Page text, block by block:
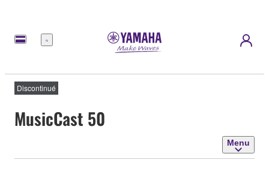
Menu
Discontinué
MusicCast 50
Menu